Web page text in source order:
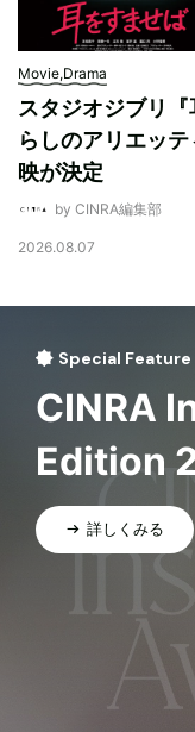
Movie,Drama
スタジオジブリ
らしのアリエッ
映が決定
by CINRA編集部
2026.08.07
Special Feature
CINRA
Edition
詳しくみる